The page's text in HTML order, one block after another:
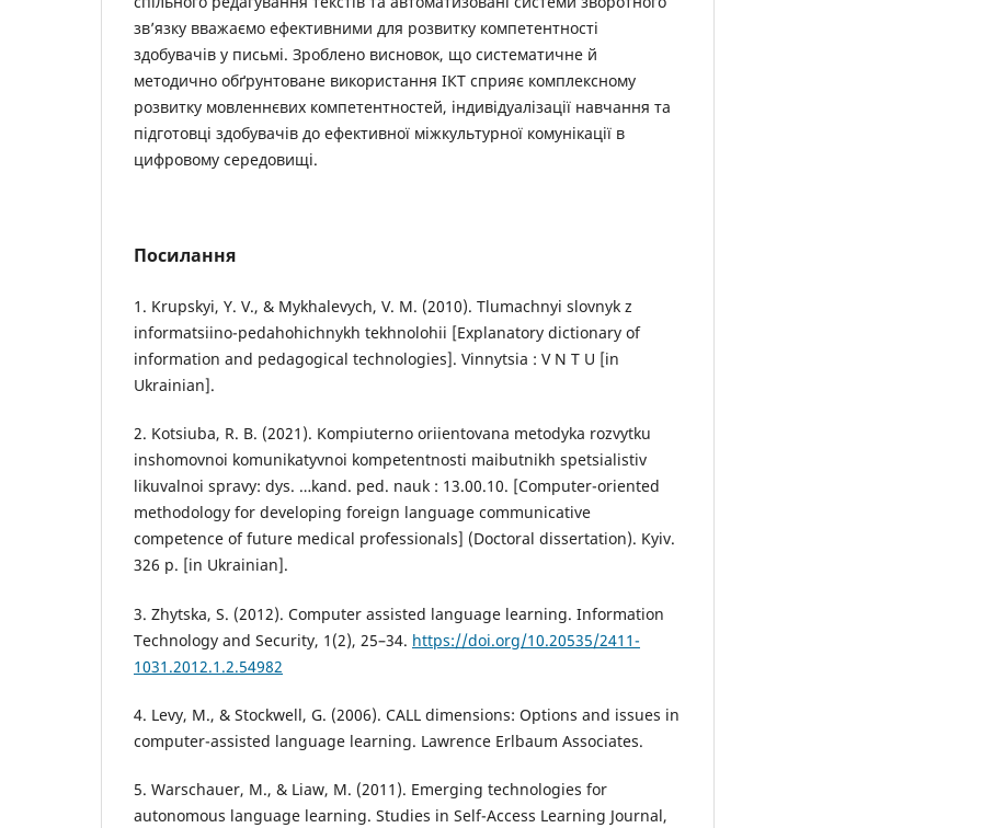
зв’язку вважаємо ефективними для розвитку компетентності
здобувачів у письмі. Зроблено висновок, що систематичне й
методично обґрунтоване використання ІКТ сприяє комплексному
розвитку мовленнєвих компетентностей, індивідуалізації навчання та
підготовці здобувачів до ефективної міжкультурної комунікації в
цифровому середовищі.
Посилання
1. Krupskyi, Y. V., & Mykhalevych, V. M. (2010). Tlumachnyi slovnyk z
informatsiino-pedahohichnykh tekhnolohii [Explanatory dictionary of
information and pedagogical technologies]. Vinnytsia : V N T U [in
Ukrainian].
2. Kotsiuba, R. B. (2021). Kompiuterno oriientovana metodyka rozvytku
inshomovnoi komunikatyvnoi kompetentnosti maibutnikh spetsialistiv
likuvalnoi spravy: dys. …kand. ped. nauk : 13.00.10. [Computer-oriented
methodology for developing foreign language communicative
competence of future medical professionals] (Doctoral dissertation). Kyiv.
326 p. [in Ukrainian].
3. Zhytska, S. (2012). Computer assisted language learning. Information
Technology and Security, 1(2), 25–34. https://doi.org/10.20535/2411-
1031.2012.1.2.54982
4. Levy, M., & Stockwell, G. (2006). CALL dimensions: Options and issues in
computer-assisted language learning. Lawrence Erlbaum Associates.
5. Warschauer, M., & Liaw, M. (2011). Emerging technologies for
autonomous language learning. Studies in Self-Access Learning Journal,